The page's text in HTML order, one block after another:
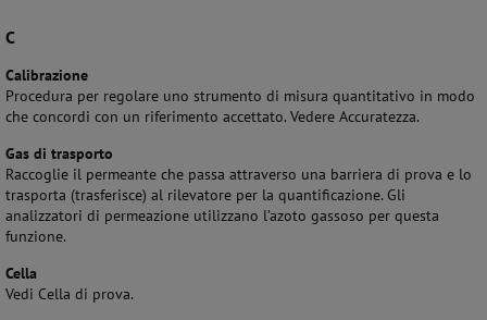
C
Calibrazione
Procedura per regolare uno strumento di misura quantitativo in modo
che concordi con un riferimento accettato. Vedere Accuratezza.
Gas di trasporto
Raccoglie il permeante che passa attraverso una barriera di prova e lo
trasporta (trasferisce) al rilevatore per la quantificazione. Gli
analizzatori di permeazione utilizzano l’azoto gassoso per questa
funzione.
Cella
Vedi Cella di prova.